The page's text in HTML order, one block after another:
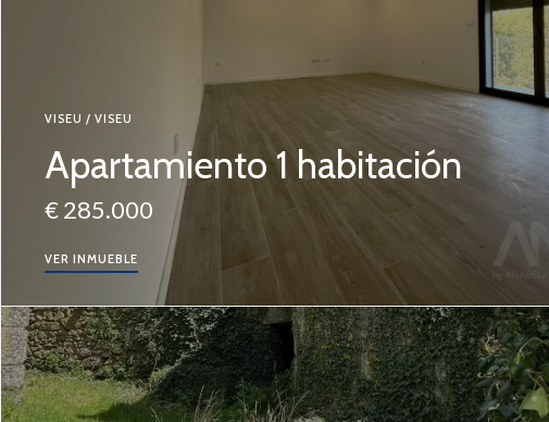
VISEU / VISEU
Apartamiento 1 habitación
€ 285.000
VER INMUEBLE